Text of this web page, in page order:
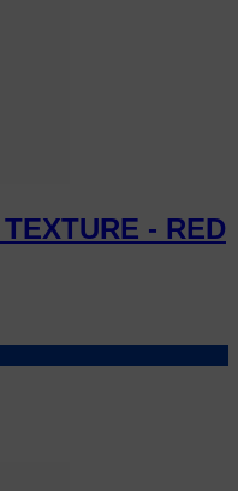
- RED